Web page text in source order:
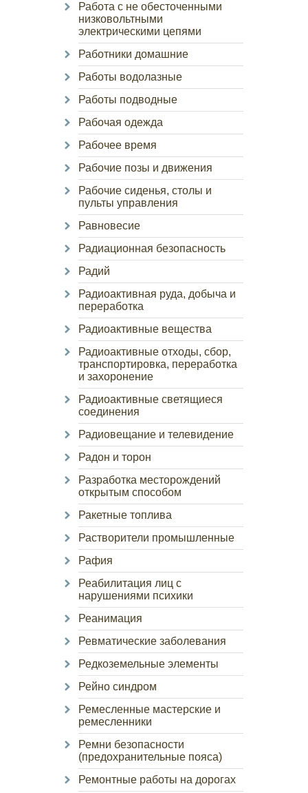
Работа с не обесточенными
низковольтными
электрическими цепями
Работники домашние
Работы водолазные
Работы подводные
Рабочая одежда
Рабочее время
Рабочие позы и движения
Рабочие сиденья, столы и
пульты управления
Равновесие
Радиационная безопасность
Радий
Радиоактивная руда, добыча и
переработка
Радиоактивные вещества
Радиоактивные отходы, сбор,
транспортировка, переработка
и захоронение
Радиоактивные светящиеся
соединения
Радиовещание и телевидение
Радон и торон
Разработка месторождений
открытым способом
Ракетные топлива
Растворители промышленные
Рафия
Реабилитация лиц с
нарушениями психики
Реанимация
Ревматические заболевания
Редкоземельные элементы
Рейно синдром
Ремесленные мастерские и
ремесленники
Ремни безопасности
(предохранительные пояса)
Ремонтные работы на дорогах